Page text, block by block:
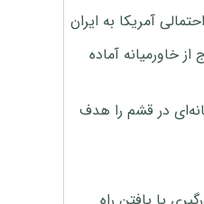
آمریکا به ایران
خاورمیانه آماده
آمریکا خانه‌ای در قشم را هدف